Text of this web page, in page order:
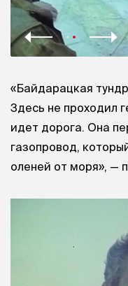
«Байдарацкая
Здесь не проходил
идет дорога. Она
газопровод,
оленей от моря», —